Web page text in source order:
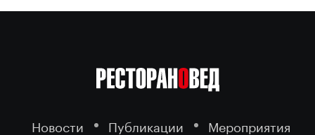
Новости Публикации
Мероприятия